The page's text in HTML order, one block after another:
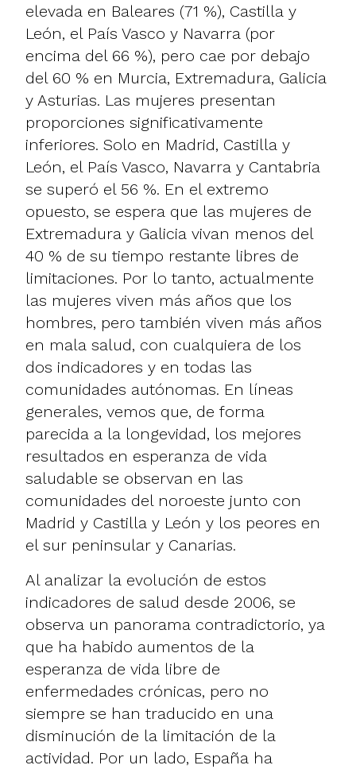
elevada en Baleares (71 %), Castilla y
León, el País Vasco y Navarra (por
encima del 66 %), pero cae por debajo
del 60 % en Murcia, Extremadura, Galicia
y Asturias. Las mujeres presentan
proporciones significativamente
inferiores. Solo en Madrid, Castilla y
León, el País Vasco, Navarra y Cantabria
se superó el 56 %. En el extremo
opuesto, se espera que las mujeres de
Extremadura y Galicia vivan menos del
40 % de su tiempo restante libres de
limitaciones. Por lo tanto, actualmente
las mujeres viven más años que los
hombres, pero también viven más años
en mala salud, con cualquiera de los
dos indicadores y en todas las
comunidades autónomas. En líneas
generales, vemos que, de forma
parecida a la longevidad, los mejores
resultados en esperanza de vida
saludable se observan en las
comunidades del noroeste junto con
Madrid y Castilla y León y los peores en
el sur peninsular y Canarias.
Al analizar la evolución de estos
indicadores de salud desde 2006, se
observa un panorama contradictorio, ya
que ha habido aumentos de la
esperanza de vida libre de
enfermedades crónicas, pero no
siempre se han traducido en una
disminución de la limitación de la
actividad. Por un lado, España ha